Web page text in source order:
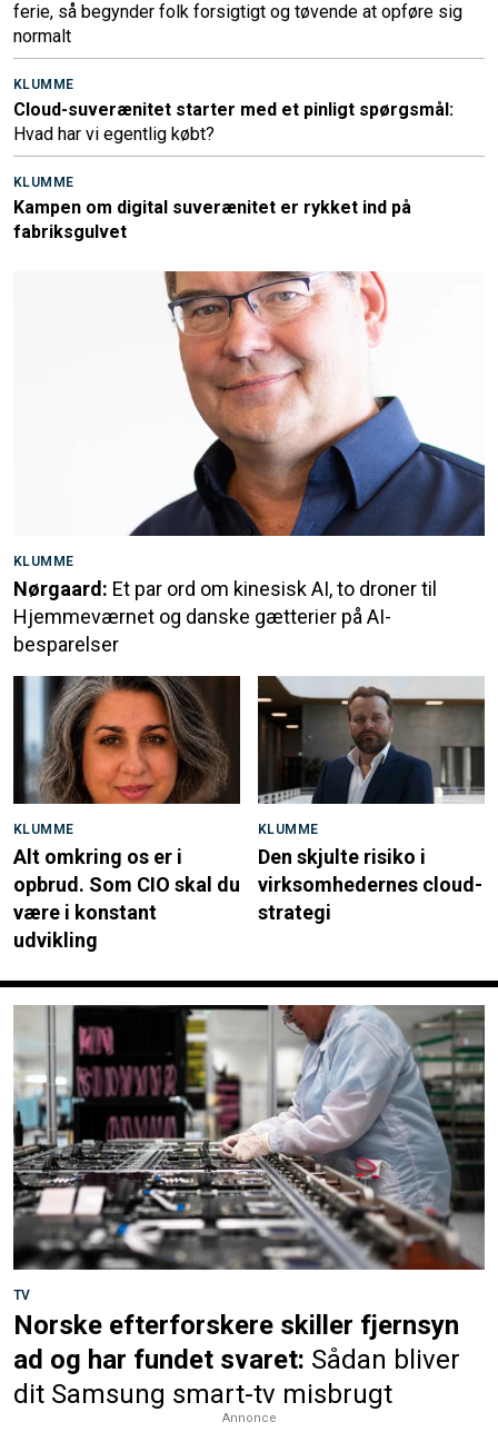
ferie, så begynder folk forsigtigt og tøvende at opføre sig
normalt
KLUMME
Cloud-suverænitet starter med et pinligt spørgsmål:
Hvad har vi egentlig købt?
KLUMME
Kampen om digital suverænitet er rykket ind på
fabriksgulvet
KLUMME
Nørgaard: Et par ord om kinesisk AI, to droner til
Hjemmeværnet og danske gætterier på AI-
besparelser
KLUMME
Alt omkring os er i
opbrud. Som CIO skal du
være i konstant
udvikling
KLUMME
Den skjulte risiko i
virksomhedernes cloud-
strategi
TV
Norske efterforskere skiller fjernsyn
ad og har fundet svaret: Sådan bliver
dit Samsung smart-tv misbrugt
Annonce